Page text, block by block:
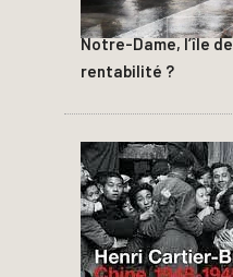
Notre-Dame, l’île
rentabilité ?